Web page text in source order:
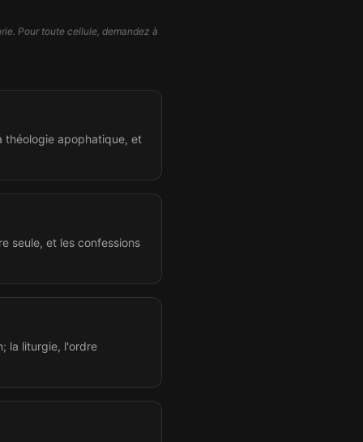
Pour toute cellule, demandez à
théologie apophatique, et
seule, et les confessions
la liturgie, l'ordre